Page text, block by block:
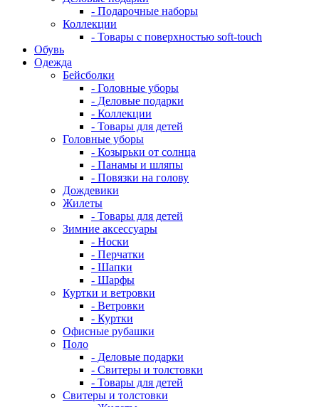
- Подарочные наборы
Коллекции
- Товары с поверхностью soft-touch
Обувь
Одежда
Бейсболки
- Головные уборы
- Деловые подарки
- Коллекции
- Товары для детей
Головные уборы
- Козырьки от солнца
- Панамы и шляпы
- Повязки на голову
Дождевики
Жилеты
- Товары для детей
Зимние аксессуары
- Носки
- Перчатки
- Шапки
- Шарфы
Куртки и ветровки
- Ветровки
- Куртки
Офисные рубашки
Поло
- Деловые подарки
- Свитеры и толстовки
- Товары для детей
Свитеры и толстовки